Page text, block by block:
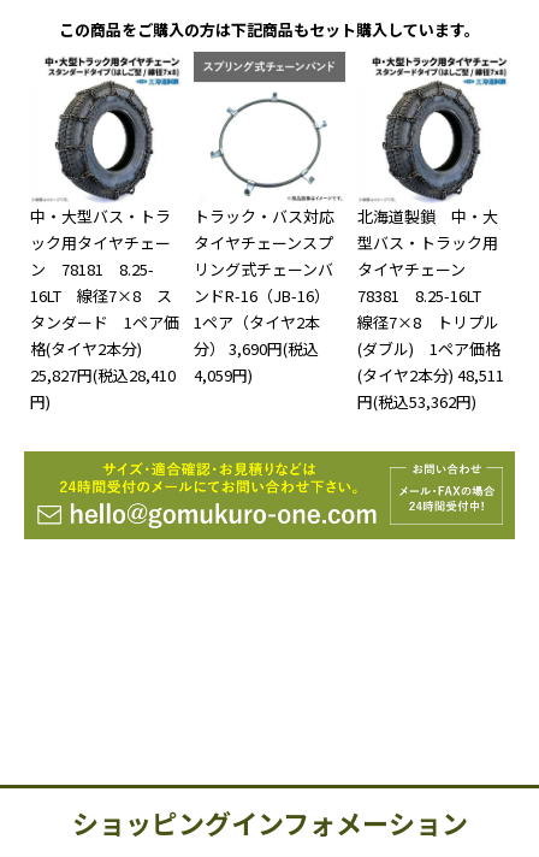
この商品をご購入の方は下記商品もセット購入しています。
中・大型バス・トラ
ック用タイヤチェー
ン 78181 8.25-
16LT 線径7×8 ス
タンダード 1ペア価
格(タイヤ2本分)
25,827円(税込28,410
円)
トラック・バス対応
タイヤチェーンスプ
リング式チェーンバ
ンドR-16（JB-16）
1ペア（タイヤ2本
分）
3,690円(税込
4,059円)
北海道製鎖 中・大
型バス・トラック用
タイヤチェーン
78381 8.25-16LT
線径7×8 トリプル
(ダブル) 1ペア価格
(タイヤ2本分) 48,511
円(税込53,362円)
ショッピングインフォメーション